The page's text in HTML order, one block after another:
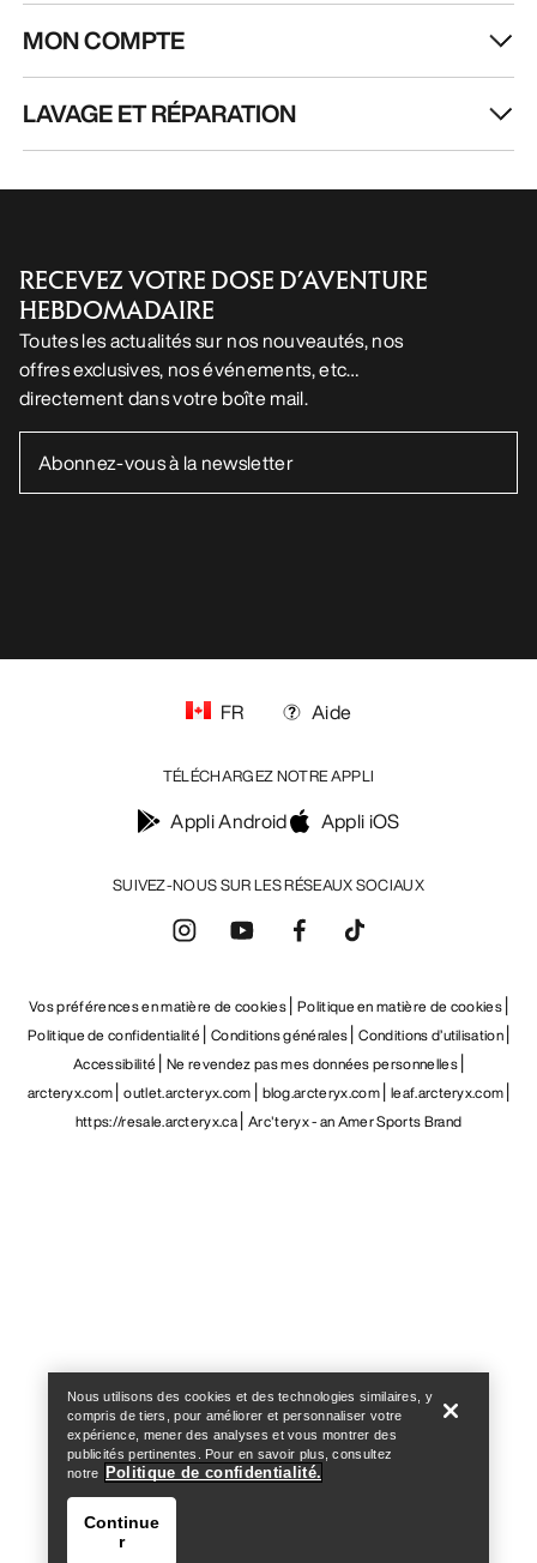
Help
MON COMPTE
LAVAGE ET RÉPARATION
RECEVEZ VOTRE DOSE D’AVENTURE
HEBDOMADAIRE
Toutes les actualités sur nos nouveautés, nos
offres exclusives, nos événements, etc…
directement dans votre boîte mail.
SUIVEZ-NOUS SUR LES RÉSEAUX SOCIAUX
FR Aide
TÉLÉCHARGEZ NOTRE APPLI
Appli Android Appli iOS
Vos préférences en matière de cookies Politique en matière de cookies
Politique de confidentialité Conditions générales Conditions d’utilisation
Accessibilité Ne revendez pas mes données personnelles
arcteryx.com outlet.arcteryx.com blog.arcteryx.com leaf.arcteryx.com
https://resale.arcteryx.ca Arc'teryx - an Amer Sports Brand
Nous utilisons des cookies et des technologies similaires, y
compris de tiers, pour améliorer et personnaliser votre
expérience, mener des analyses et vous montrer des
publicités pertinentes. Pour en savoir plus, consultez
notre
Politique de confidentialité.
Continue
r